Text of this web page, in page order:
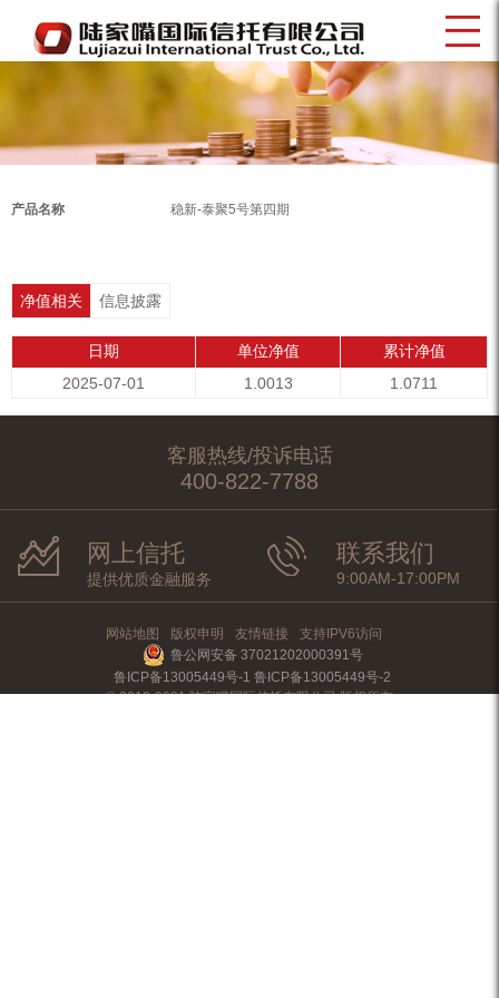
产品名称 稳新-泰聚5号第四期
净值相关 信息披露
日期 单位净值
累计净值
2025-07-01
1.0013 1.0711
客服热线/投诉电话
400-822-7788
网上信托
提供优质金融服务
联系我们
9:00AM-17:00PM
网站地图 版权申明 友情链接
支持IPV6访问
鲁公网安备 37021202000391号
鲁ICP备13005449号-1 鲁ICP备13005449号-2
© 2012-2021 陆家嘴国际信托有限公司 版权所有